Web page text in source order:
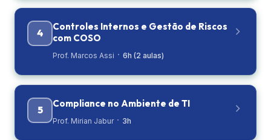
4
Controles Internos e Gestão de Riscos
com COSO
Prof. Marcos Assi · 6h (2 aulas)
5
Compliance no Ambiente de TI
Prof. Mirian Jabur · 3h